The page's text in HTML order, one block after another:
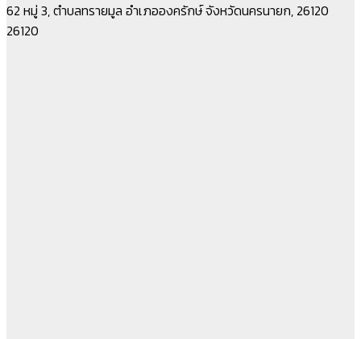
62 หมู่ 3, ตำบลทรายมูล อำเภอองครักษ์ จังหวัดนครนายก, 26120
26120